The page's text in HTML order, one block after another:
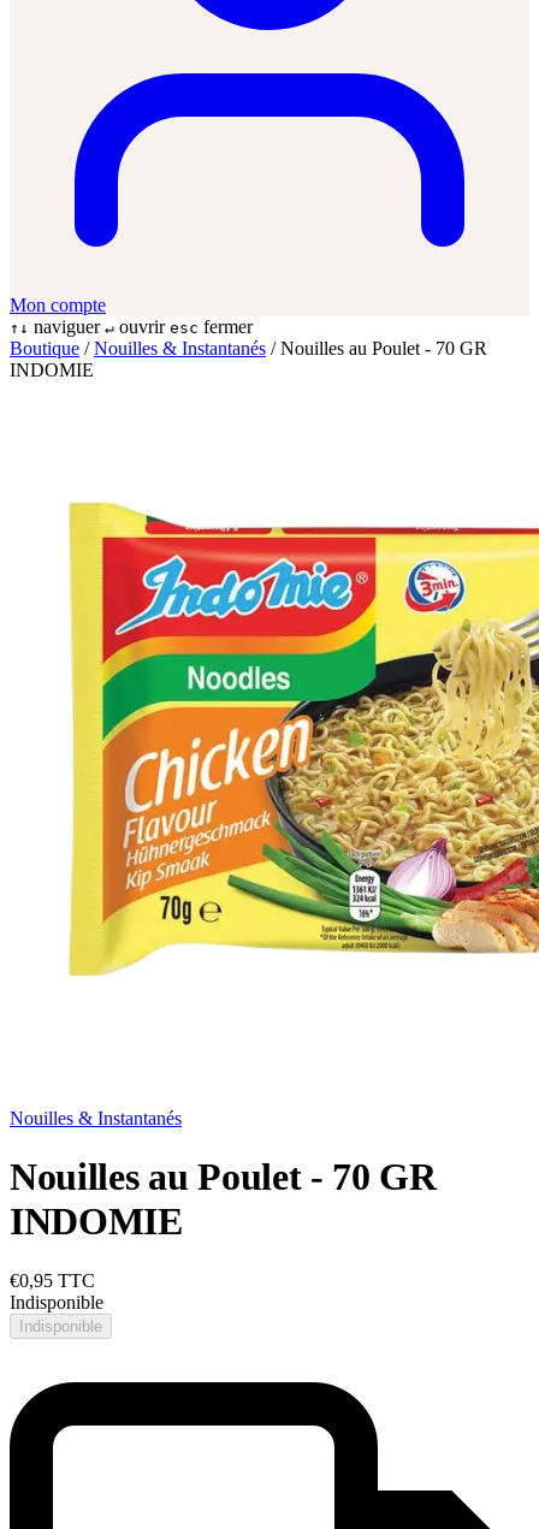
Mon compte
↑↓ naviguer ↵ ouvrir esc fermer
Boutique / Nouilles & Instantanés / Nouilles au Poulet - 70 GR
INDOMIE
Nouilles & Instantanés
Nouilles au Poulet - 70 GR
INDOMIE
€0,95 TTC
Indisponible
Indisponible